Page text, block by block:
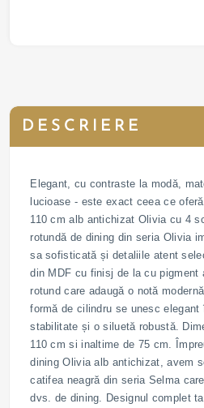
DESCRIERE
Elegant, cu contraste la modă,
lucioase - este exact ceea ce
110 cm alb antichizat Olivia cu 4
rotundă de dining din seria Olivia
sa sofisticată și detaliile atent
din MDF cu finisj de la cu pigment
rotund care adaugă o notă
formă de cilindru se unesc
stabilitate și o siluetă robustă.
110 cm si inaltime de 75 cm.
dining Olivia alb antichizat, avem
catifea neagră din seria Selma
dvs. de dining. Designul complet